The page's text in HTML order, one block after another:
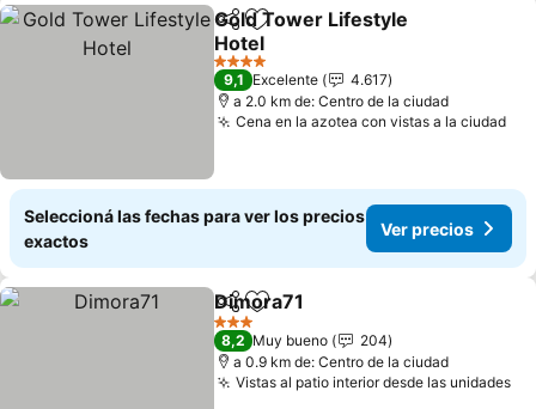
CompartirAñadir a favoritos
Gold Tower Lifestyle
Hotel
Ver precios
4 Estrellas
9,1 Excelente
4.617
a 2.0 km de: Centro de la ciudad
Cena en la azotea con vistas a la ciudad
Seleccioná las fechas para ver los precios
exactos
Ver precios
CompartirAñadir a favoritos
Dimora71
3 Estrellas
8,2 Muy bueno
204
a 0.9 km de: Centro de la ciudad
Vistas al patio interior desde las unidades